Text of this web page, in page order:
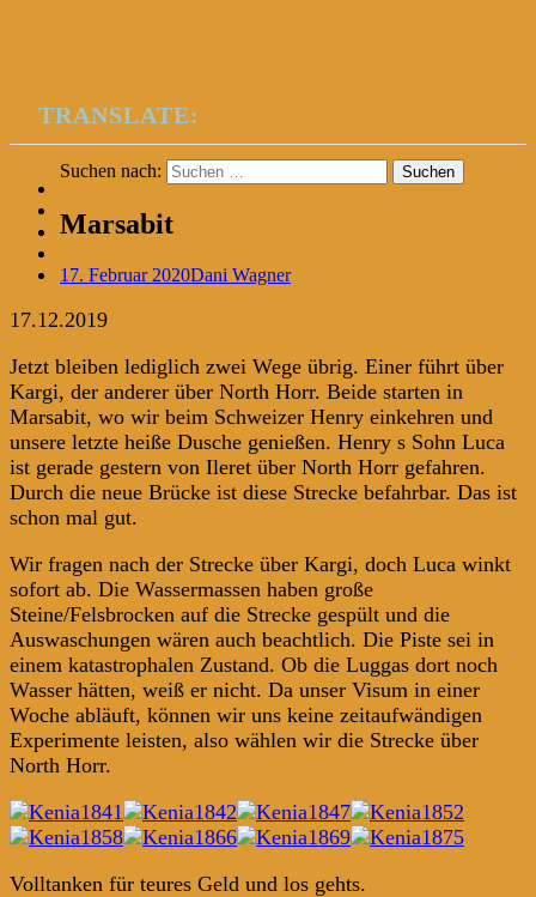
TRANSLATE:
Suchen nach:
Marsabit
17. Februar 2020Dani Wagner
17.12.2019
Jetzt bleiben lediglich zwei Wege übrig. Einer führt über
Kargi, der anderer über North Horr. Beide starten in
Marsabit, wo wir beim Schweizer Henry einkehren und
unsere letzte heiße Dusche genießen. Henry s Sohn Luca
ist gerade gestern von Ileret über North Horr gefahren.
Durch die neue Brücke ist diese Strecke befahrbar. Das ist
schon mal gut.
Wir fragen nach der Strecke über Kargi, doch Luca winkt
sofort ab. Die Wassermassen haben große
Steine/Felsbrocken auf die Strecke gespült und die
Auswaschungen wären auch beachtlich. Die Piste sei in
einem katastrophalen Zustand. Ob die Luggas dort noch
Wasser hätten, weiß er nicht. Da unser Visum in einer
Woche abläuft, können wir uns keine zeitaufwändigen
Experimente leisten, also wählen wir die Strecke über
North Horr.
Volltanken für teures Geld und los gehts.